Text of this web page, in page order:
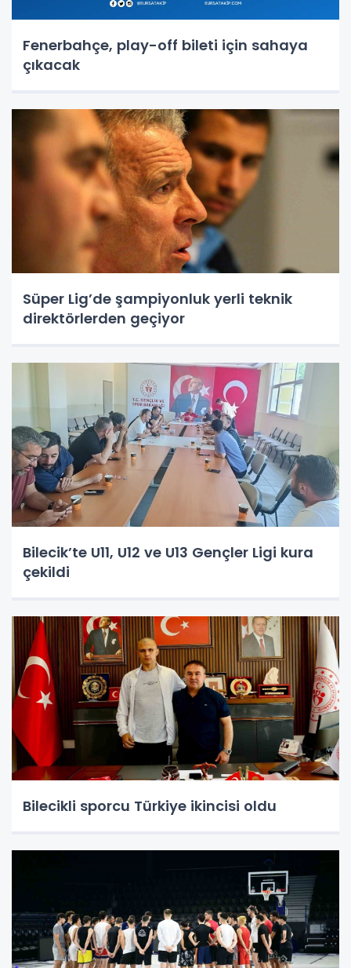
Fenerbahçe, play-off bileti için sahaya
çıkacak
Süper Lig’de şampiyonluk yerli teknik
direktörlerden geçiyor
Bilecik’te U11, U12 ve U13 Gençler Ligi kura
çekildi
Bilecikli sporcu Türkiye ikincisi oldu